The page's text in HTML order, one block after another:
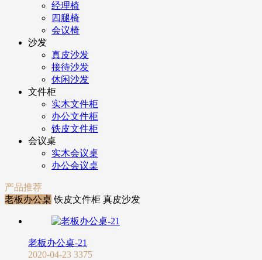
经理椅
四腿椅
会议椅
沙发
真皮沙发
接待沙发
休闲沙发
文件柜
实木文件柜
办公文件柜
铁皮文件柜
会议桌
实木会议桌
办公会议桌
产品推荐
老板办公桌 铁皮文件柜 真皮沙发
老板办公桌-21
2020-04-23 3375